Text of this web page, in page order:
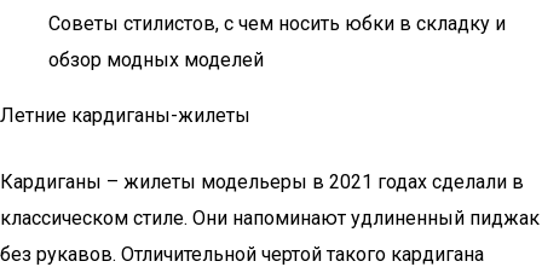
Советы стилистов, с чем носить юбки в складку и
обзор модных моделей
Летние кардиганы-жилеты
Кардиганы – жилеты модельеры в 2021 годах сделали в
классическом стиле. Они напоминают удлиненный пиджак
без рукавов. Отличительной чертой такого кардигана